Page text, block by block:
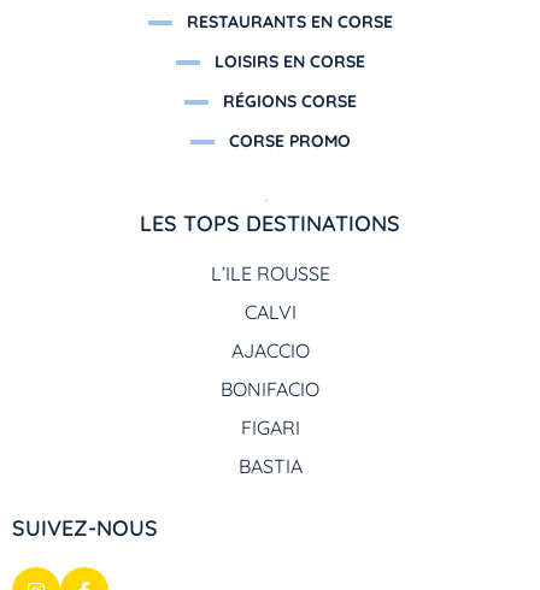
RESTAURANTS EN CORSE
LOISIRS EN CORSE
RÉGIONS CORSE
CORSE PROMO
LES TOPS DESTINATIONS
L’ILE ROUSSE
CALVI
AJACCIO
BONIFACIO
FIGARI
BASTIA
SUIVEZ-NOUS